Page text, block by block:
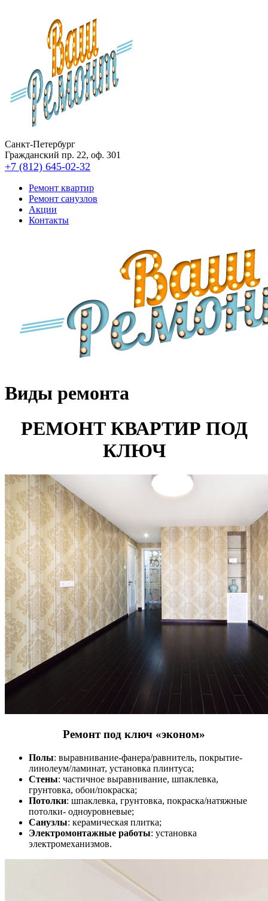
Санкт-Петербург
Гражданский пр. 22, оф. 301
+7 (812) 645-02-32
Ремонт квартир
Ремонт санузлов
Акции
Контакты
Виды ремонта
РЕМОНТ КВАРТИР ПОД
КЛЮЧ
Ремонт под ключ «эконом»
Полы: выравнивание-фанера/равнитель, покрытие-
линолеум/ламинат, установка плинтуса;
Стены: частичное выравнивание, шпаклевка,
грунтовка, обои/покраска;
Потолки: шпаклевка, грунтовка, покраска/натяжные
потолки- одноуровневые;
Санузлы: керамическая плитка;
Электромонтажные работы: установка
электромеханизмов.